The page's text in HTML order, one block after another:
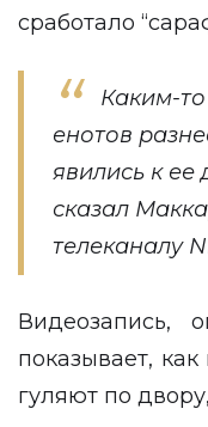
сработало
Каким-
енотов
явились к
сказал
телеканалу
Видеозапись,
показывает,
гуляют по